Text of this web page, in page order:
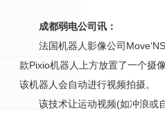
成都弱电公司讯：
法国机器人影像公司
款Pixio机器人上方放置了一个摄
该机器人会自动进行视频拍摄。
该技术让运动视频(如冲浪或